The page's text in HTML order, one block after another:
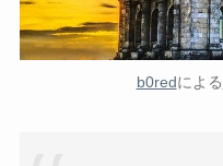
b0redによる